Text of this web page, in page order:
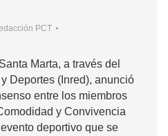
PCT
Marta, a través del
Deportes (Inred), anunció
entre los miembros
y Convivencia
deportivo que se